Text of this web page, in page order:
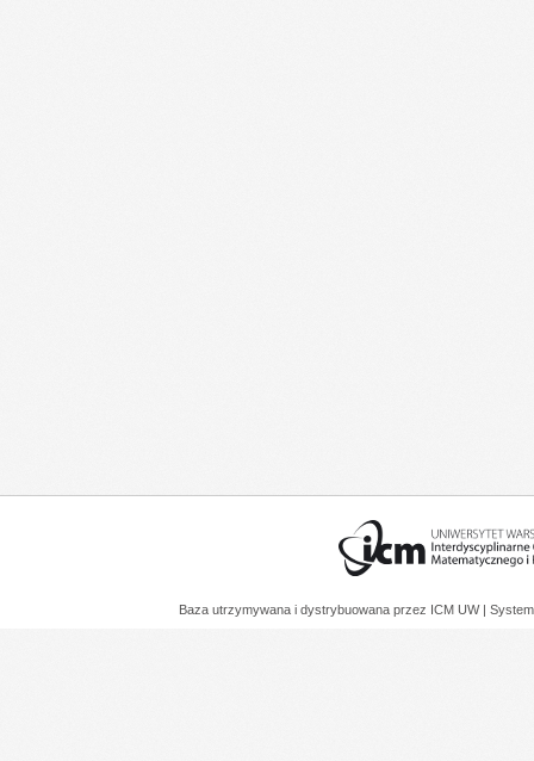
Baza utrzymywana i dystrybuowana przez ICM UW |